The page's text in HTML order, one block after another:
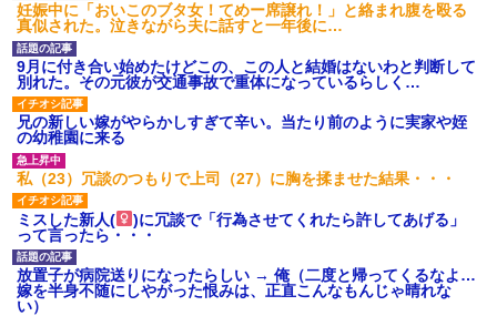
妊娠中に「おいこのブタ女！てめー席譲れ！」と絡まれ腹を殴る
真似された。泣きながら夫に話すと一年後に…
9月に付き合い始めたけどこの、この人と結婚はないわと判断して
別れた。その元彼が交通事故で重体になっているらしく…
兄の新しい嫁がやらかしすぎて辛い。当たり前のように実家や姪
の幼稚園に来る
私（23）冗談のつもりで上司（27）に胸を揉ませた結果・・・
ミスした新人(
)に冗談で「行為させてくれたら許してあげる」
って言ったら・・・
放置子が病院送りになったらしい → 俺（二度と帰ってくるなよ…
嫁を半身不随にしやがった恨みは、正直こんなもんじゃ晴れな
い）